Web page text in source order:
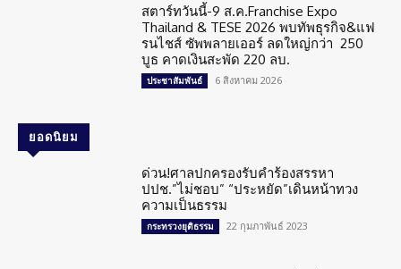
สตาร์ทวันนี้-9 ส.ค.Franchise Expo
Thailand & TESE 2026 พบทัพธุรกิจ&แฟ
รนไชส์ ซัพพลายเออร์ ลดใหญ่กว่า 250
บูธ คาดเงินสะพัด 220 ลบ.
ประชาสัมพันธ์ 6 สิงหาคม 2026
ยอดนิยม
ด่วน!ศาลปกครองรับคำร้องสรรหา
ปปช.”ไม่ชอบ” “ประหยัด”เดินหน้าทวง
ความเป็นธรรม
กระทรวงยุติธรรม 22 กุมภาพันธ์ 2023